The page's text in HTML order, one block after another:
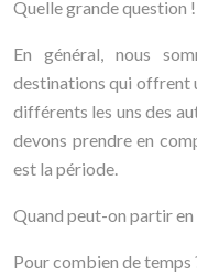
Quelle grande question !
En général, nous
destinations qui offrent
différents les uns des
devons prendre en
est la période.
Quand peut-on partir en
Pour combien de temps